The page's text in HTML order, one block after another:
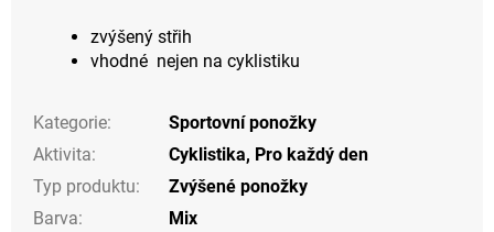
zvýšený střih
vhodné nejen na cyklistiku
Kategorie:
Sportovní ponožky
Aktivita: Cyklistika, Pro každý den
Typ produktu:
Zvýšené ponožky
Barva:
Mix